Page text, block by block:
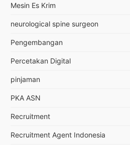
Mesin Es Krim
neurological spine surgeon
Pengembangan
Percetakan Digital
pinjaman
PKA ASN
Recruitment
Recruitment Agent Indonesia